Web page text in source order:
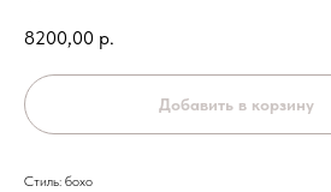
8200,00 р.
Добавить в корзину
Стиль: бохо